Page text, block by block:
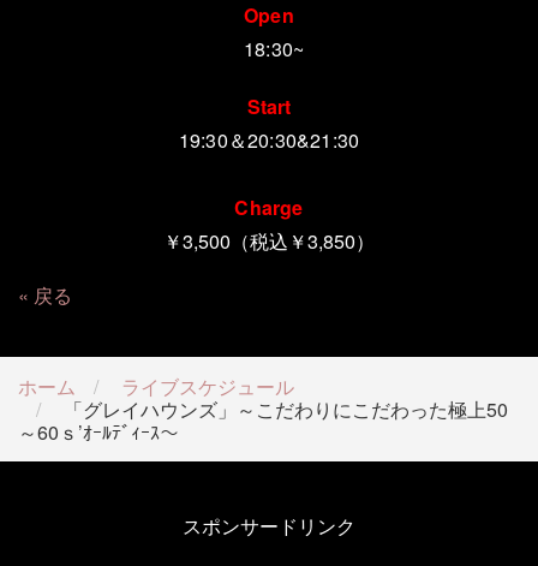
Open
18:30~
Start
19:30＆20:30&21:30
Charge
￥3,500（税込￥3,850）
戻る
ホーム
ライブスケジュール
「グレイハウンズ」～こだわりにこだわった極上50
～60ｓ’ｵｰﾙﾃﾞｨｰｽ～
スポンサードリンク